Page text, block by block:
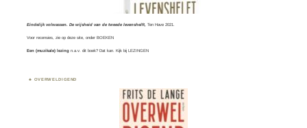
Eindelijk volwassen. De wijsheid van de tweede levenshelft, Ten Have 2021.
Voor recensies, zie op deze site, onderBOEKEN
Een (muzikale) lezing n.a.v. dit boek? Dat kan. Kijk bijLEZINGEN
OVERWELDIGEND